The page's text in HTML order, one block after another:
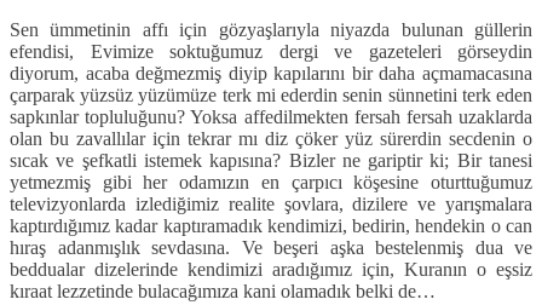
Sen ümmetinin affı için gözyaşlarıyla niyazda bulunan güllerin
efendisi, Evimize soktuğumuz dergi ve gazeteleri görseydin
diyorum, acaba değmezmiş diyip kapılarını bir daha açmamacasına
çarparak yüzsüz yüzümüze terk mi ederdin senin sünnetini terk eden
sapkınlar topluluğunu? Yoksa affedilmekten fersah fersah uzaklarda
olan bu zavallılar için tekrar mı diz çöker yüz sürerdin secdenin o
sıcak ve şefkatli istemek kapısına? Bizler ne gariptir ki; Bir tanesi
yetmezmiş gibi her odamızın en çarpıcı köşesine oturttuğumuz
televizyonlarda izlediğimiz realite şovlara, dizilere ve yarışmalara
kaptırdığımız kadar kaptıramadık kendimizi, bedirin, hendekin o can
hıraş adanmışlık sevdasına. Ve beşeri aşka bestelenmiş dua ve
beddualar dizelerinde kendimizi aradığımız için, Kuranın o eşsiz
kıraat lezzetinde bulacağımıza kani olamadık belki de…